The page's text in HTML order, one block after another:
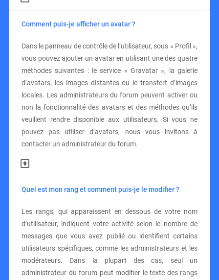
Comment puis-je afficher un avatar ?
Dans le panneau de contrôle de l’utilisateur, sous « Profil »,
vous pouvez ajouter un avatar en utilisant une des quatre
méthodes suivantes : le service « Gravatar », la galerie
d’avatars, les images distantes ou le transfert d’images
locales. Les administrateurs du forum peuvent activer ou
non la fonctionnalité des avatars et des méthodes qu’ils
veuillent rendre disponible aux utilisateurs. Si vous ne
pouvez pas utiliser d’avatars, nous vous invitons à
contacter un administrateur du forum.
Quel est mon rang et comment puis-je le modifier ?
Les rangs, qui apparaissent en dessous de votre nom
d’utilisateur, indiquent votre activité selon le nombre de
messages que vous avez publié ou identifient certains
utilisateurs spécifiques, comme les administrateurs et les
modérateurs. Dans la plupart des cas, seul un
administrateur du forum peut modifier le texte des rangs